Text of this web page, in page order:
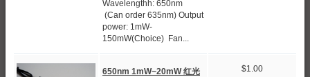
Wavelengthh: 650nm
(Can order 635nm) Output
power: 1mW-
150mW(Choice) Fan...
650nm 1mW~20mW 红光
$1.00